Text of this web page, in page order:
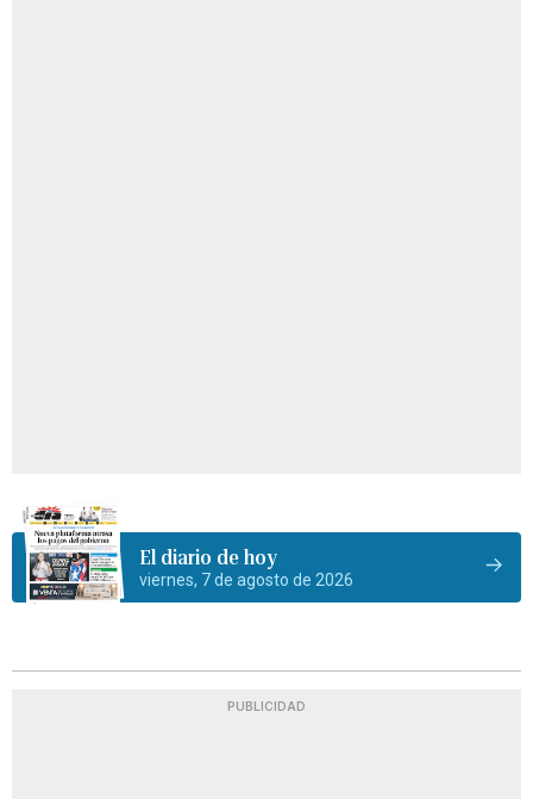
El diario de hoy
viernes, 7 de agosto de 2026
PUBLICIDAD